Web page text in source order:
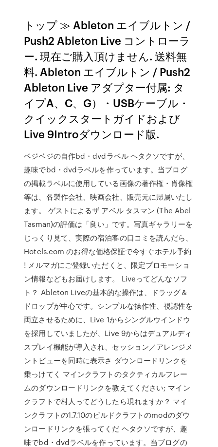
トップ ≫ Ableton エイブルトン /
Push2 Ableton Live コントローラ
ー. 現在ご購入頂けません. 送料無
料. Ableton エイブルトン / Push2
Ableton Live アダプター付属: タ
イプA、C、G）・USBケーブル・
クイックスタートガイドおよび
Live 9Introダウンロード版.
ベジベジの自作bd・dvdラベル ヘタクソですが、
趣味でbd・dvdラベルを作っています。当ブログ
の掲載ラベルに使用している画像の著作権・肖像権
等は、各製作会社、映画会社、販売元に帰属いたし
ます。 ゲストによるザ アベル タスマン (The Abel
Tasman)の評価は「良い」です。写真ギャラリーを
じっくり見て、実際の宿泊客の口コミを読んだら、
Hotels.com のお得な価格保証で今すぐホテル予約
! メルマガにご登録いただくと、限定プロモーショ
ン情報などもお届けします。 Liveってどんなソフ
ト？ Ableton Liveの基本的な操作は、ドラッグ＆
ドロップが中心です。シンプルな操作性、視認性を
両立させるために、Live 1からシングルウインドウ
を採用していましたが、Live 9からはデュアルディ
スプレイ機能が導入され、セッション／アレンジメ
ントビューを同時に表示さ ダウンロードリンクを
乗っけてく マインクラフトのタクティカルフレー
ムのダウンロードリンクを教えてください; マイン
クラフトで村人ってどうしたら現れますか？ マイ
ンクラフトの1.7.10のビルドクラフトのmodのダウ
ンロードリンクを張ってくだ ヘタクソですが、趣
味でbd・dvdラベルを作っています。当ブログの